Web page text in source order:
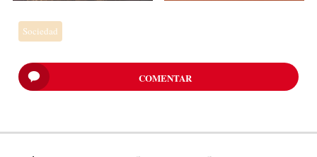
Sociedad
COMENTAR